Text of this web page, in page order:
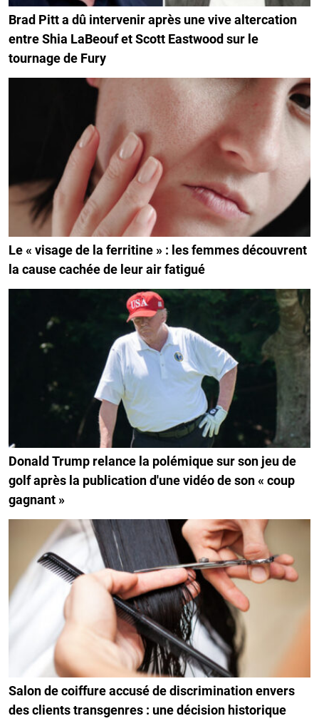
Brad Pitt a dû intervenir après une vive altercation
entre Shia LaBeouf et Scott Eastwood sur le
tournage de Fury
Le « visage de la ferritine » : les femmes découvrent
la cause cachée de leur air fatigué
Donald Trump relance la polémique sur son jeu de
golf après la publication d'une vidéo de son « coup
gagnant »
Salon de coiffure accusé de discrimination envers
des clients transgenres : une décision historique